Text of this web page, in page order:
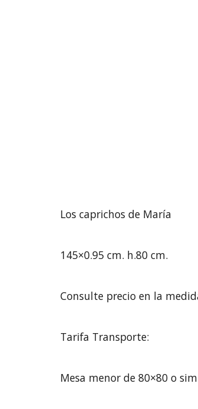
Los caprichos de María
145×0.95 cm. h.80 cm.
Consulte precio en la
Tarifa Transporte:
Mesa menor de 80×80 o